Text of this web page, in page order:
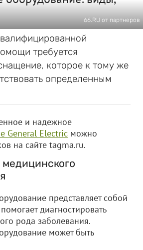
66.RU от партнеров
требуется
которое к тому же
определенным
и надежное
General Electric можно
на сайте tagma.ru.
представляет собой
диагностировать
рода заболевания.
может быть